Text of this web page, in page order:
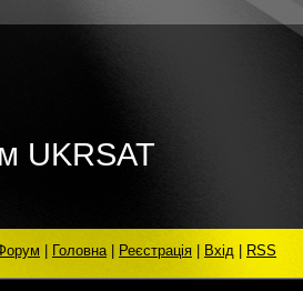
UKRSAT
Головна| Реєстрація Вхід RSS